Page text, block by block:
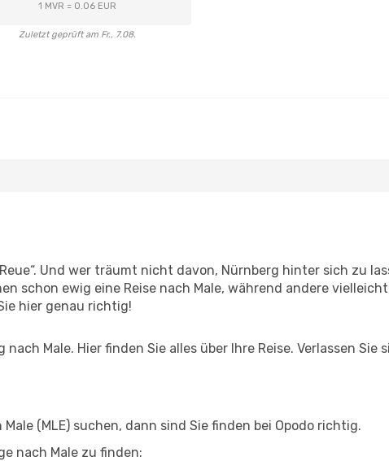
1 MVR = 0.06 EUR
Zuletzt geprüft am Fr., 7.08.
Und wer träumt nicht davon, Nürnberg hinter sich zu
schon ewig eine Reise nach Male, während andere
hier genau richtig!
Male. Hier finden Sie alles über Ihre Reise. Verlassen Sie
(MLE) suchen, dann sind Sie finden bei Opodo richtig.
nach Male zu finden: